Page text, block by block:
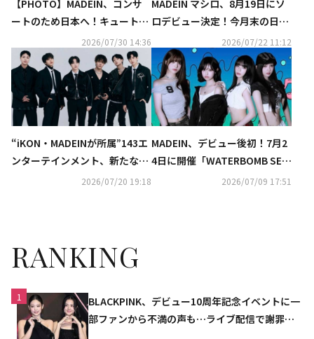
【PHOTO】MADEIN、コンサ
ートのため日本へ！キュートな
2026/07/30 14:36
MADEIN マシロ、8月19日にソ
ロデビュー決定！今月末の日本
コンサートで新曲を初披露へ
2026/07/22 11:12
“iKON・MADEINが所属”143エ
ンターテインメント、新たな会
長が就任…新グループのローン
2026/07/20 19:18
MADEIN、デビュー後初！7月2
4日に開催「WATERBOMB SEO
2026/07/09 17:51
RANKING
1
BLACKPINK、デビュー10周年記念イベントに一
部ファンから不満の声も…ライブ配信で謝罪